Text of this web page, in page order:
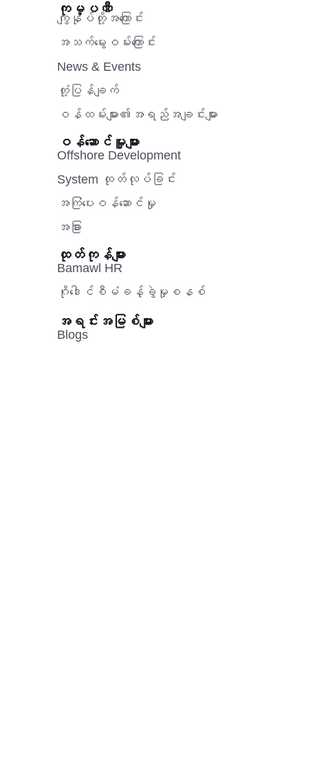
ကုမ္ပဏီ
ကျွန်ုပ်တို့အကြောင်း
အသက်မွေးဝမ်းကြောင်း
News & Events
တုံ့ပြန်ချက်
ဝန်ထမ်းများ၏အရည်အချင်းများ
ဝန်ဆောင်မှူများ
Offshore Development
System ထုတ်လုပ်ခြင်း
အကြံပေးဝန်ဆောင်မှု‌
အခြား
ထုတ်ကုန်များ
Bamawl HR
ဂိုဒေါင်စီမံခန့်ခွဲမှုစနစ်
အရင်းအမြစ်များ
Blogs